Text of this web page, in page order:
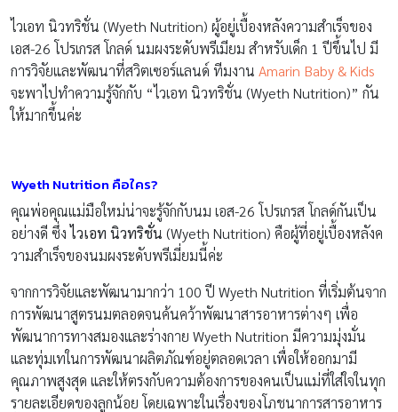
ไวเอท นิวทริชั่น (Wyeth Nutrition) ผู้อยู่เบื้องหลังความสำเร็จของ
เอส-26 โปรเกรส โกลด์ นมผงระดับพรีเมียม สำหรับเด็ก 1 ปีขึ้นไป มี
การวิจัยและพัฒนาที่สวิตเซอร์แลนด์ ทีมงาน Amarin Baby & Kids
จะพาไปทำความรู้จักกับ “ไวเอท นิวทริชั่น (Wyeth Nutrition)” กัน
ให้มากขึ้นค่ะ
Wyeth Nutrition คือใคร?
คุณพ่อคุณแม่มือใหม่น่าจะรู้จักกับนม เอส-26 โปรเกรส โกลด์กันเป็น
อย่างดี ซึ่งไวเอท นิวทริชั่น (Wyeth Nutrition) คือผู้ที่อยู่เบื้องหลังค
วามสำเร็จของนมผงระดับพรีเมี่ยมนี้ค่ะ
จากการวิจัยและพัฒนามากว่า 100 ปี Wyeth Nutrition ที่เริ่มต้นจาก
การพัฒนาสูตรนมตลอดจนค้นคว้าพัฒนาสารอาหารต่างๆ เพื่อ
พัฒนาการทางสมองและร่างกาย Wyeth Nutrition มีความมุ่งมั่น
และทุ่มเทในการพัฒนาผลิตภัณฑ์อยู่ตลอดเวลา เพื่อให้ออกมามี
คุณภาพสูงสุด และให้ตรงกับความต้องการของคนเป็นแม่ที่ใส่ใจในทุก
รายละเอียดของลูกน้อย โดยเฉพาะในเรื่องของโภชนาการสารอาหาร